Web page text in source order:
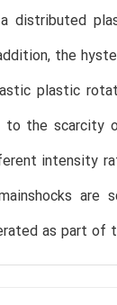
distributed
the
plastic
the scarcity
intensity
are
as part of